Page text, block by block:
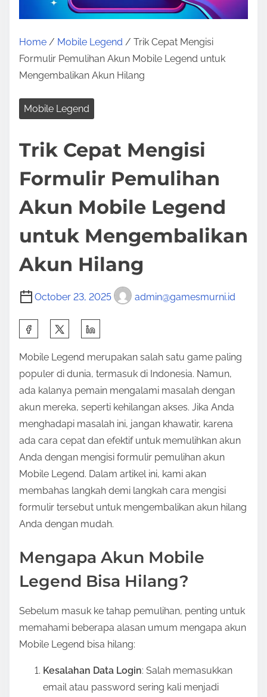
Home / Mobile Legend / Trik Cepat Mengisi
Formulir Pemulihan Akun Mobile Legend untuk
Mengembalikan Akun Hilang
Mobile Legend
Trik Cepat Mengisi
Formulir Pemulihan
Akun Mobile Legend
untuk Mengembalikan
Akun Hilang
October 23, 2025 admin@gamesmurni.id
a
r
e
t
h
i
s
p
o
s
t
n
Mobile Legend merupakan salah satu game paling
populer di dunia, termasuk di Indonesia. Namun,
ada kalanya pemain mengalami masalah dengan
akun mereka, seperti kehilangan akses. Jika Anda
menghadapi masalah ini, jangan khawatir, karena
ada cara cepat dan efektif untuk memulihkan akun
Anda dengan mengisi formulir pemulihan akun
Mobile Legend. Dalam artikel ini, kami akan
membahas langkah demi langkah cara mengisi
formulir tersebut untuk mengembalikan akun hilang
Anda dengan mudah.
Mengapa Akun Mobile
Legend Bisa Hilang?
Sebelum masuk ke tahap pemulihan, penting untuk
memahami beberapa alasan umum mengapa akun
Mobile Legend bisa hilang:
Kesalahan Data Login: Salah memasukkan
email atau password sering kali menjadi